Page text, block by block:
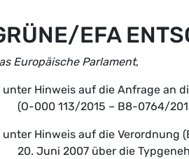
EFA
Europäische Parlament,
Hinweis auf die Anfrage an
(O-000 113/2015 – B8-0764/
Hinweis auf die Verordnung
20. Juni 2007 über die